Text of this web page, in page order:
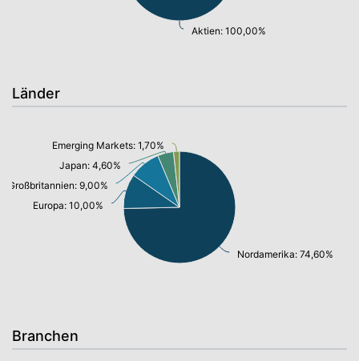
Aktien: 100,00%
Länder
Nordamerika: 74,60%
Europa: 10,00%
Großbritannien: 9,00%
Japan: 4,60%
Emerging Markets: 1,70%
Branchen